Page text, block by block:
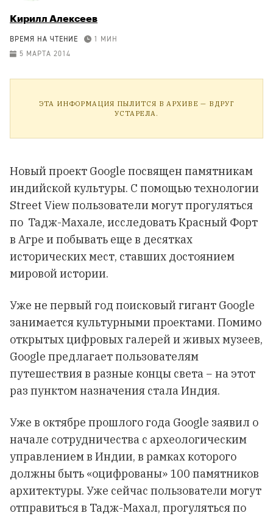
Кирилл Алексеев
ВРЕМЯ НА ЧТЕНИЕ
1 МИН
5 МАРТА 2014
ЭТА ИНФОРМАЦИЯ ПЫЛИТСЯ В АРХИВЕ — ВДРУГ
УСТАРЕЛА.
Новый проект Google посвящен памятникам
индийской культуры. С помощью технологии
Street View пользователи могут прогуляться
по Тадж-Махалe, исследовать Красный Форт
в Агре и побывать еще в десятках
исторических мест, ставших достоянием
мировой истории.
Уже не первый год поисковый гигант Google
занимается культурными проектами. Помимо
открытых цифровых галерей и живых музеев,
Google предлагает пользователям
путешествия в разные концы света − на этот
раз пунктом назначения стала Индия.
Уже в октябре прошлого года Google заявил о
начале сотрудничества с археологическим
управлением в Индии, в рамках которого
должны быть «оцифрованы» 100 памятников
архитектуры. Уже сейчас пользователи могут
отправиться в Тадж-Махал, прогуляться по